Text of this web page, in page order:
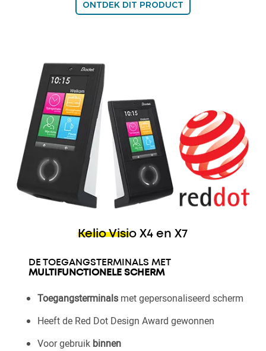
ONTDEK DIT PRODUCT
Kelio Visio X4 en X7
DE TOEGANGSTERMINALS MET
MULTIFUNCTIONELE SCHERM
Toegangsterminals met gepersonaliseerd scherm
Heeft de Red Dot Design Award gewonnen
Voor gebruik binnen